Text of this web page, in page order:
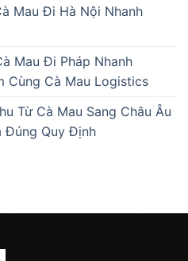
Mau Đi Hà Nội Nhanh
Mau Đi Pháp Nhanh
Cùng Cà Mau Logistics
Từ Cà Mau Sang Châu Âu
Đúng Quy Định